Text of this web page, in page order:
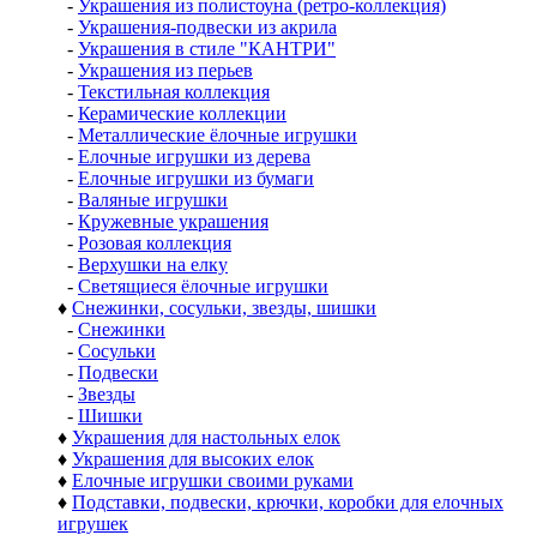
- Украшения из полистоуна (ретро-коллекция)
- Украшения-подвески из акрила
- Украшения в стиле "КАНТРИ"
- Украшения из перьев
- Текстильная коллекция
- Керамические коллекции
- Металлические ёлочные игрушки
- Елочные игрушки из дерева
- Елочные игрушки из бумаги
- Валяные игрушки
- Кружевные украшения
- Розовая коллекция
- Верхушки на елку
- Светящиеся ёлочные игрушки
♦ Снежинки, сосульки, звезды, шишки
- Снежинки
- Сосульки
- Подвески
- Звезды
- Шишки
♦ Украшения для настольных елок
♦ Украшения для высоких елок
♦ Елочные игрушки своими руками
♦ Подставки, подвески, крючки, коробки для елочных
игрушек